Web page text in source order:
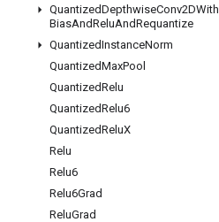
QuantizedDepthwiseConv2DWith
BiasAndReluAndRequantize
QuantizedInstanceNorm
QuantizedMaxPool
QuantizedRelu
QuantizedRelu6
QuantizedReluX
Relu
Relu6
Relu6Grad
ReluGrad